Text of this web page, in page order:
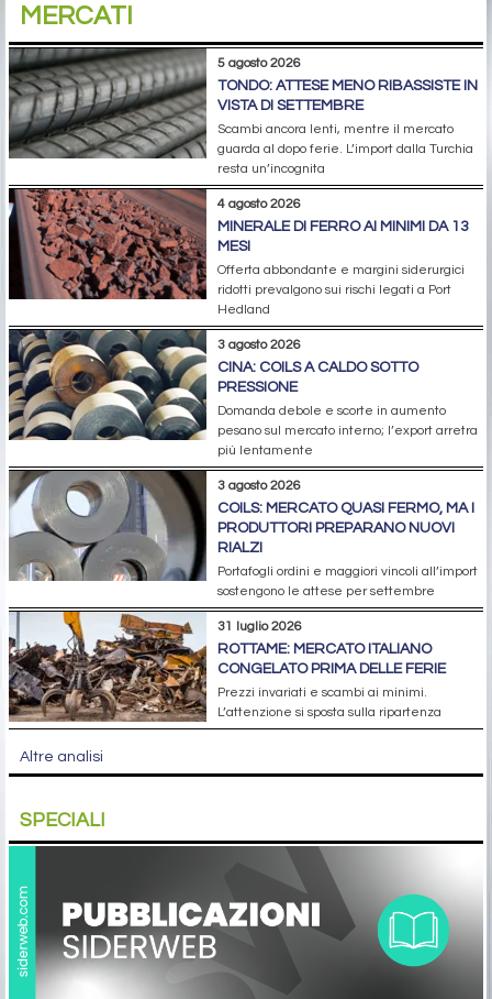
MERCATI
5 agosto 2026
TONDO: ATTESE MENO RIBASSISTE IN
VISTA DI SETTEMBRE
Scambi ancora lenti, mentre il mercato
guarda al dopo ferie. L’import dalla Turchia
resta un’incognita
4 agosto 2026
MINERALE DI FERRO AI MINIMI DA 13
MESI
Offerta abbondante e margini siderurgici
ridotti prevalgono sui rischi legati a Port
Hedland
3 agosto 2026
CINA: COILS A CALDO SOTTO
PRESSIONE
Domanda debole e scorte in aumento
pesano sul mercato interno; l’export arretra
più lentamente
3 agosto 2026
COILS: MERCATO QUASI FERMO, MA I
PRODUTTORI PREPARANO NUOVI
RIALZI
Portafogli ordini e maggiori vincoli all’import
sostengono le attese per settembre
31 luglio 2026
ROTTAME: MERCATO ITALIANO
CONGELATO PRIMA DELLE FERIE
Prezzi invariati e scambi ai minimi.
L’attenzione si sposta sulla ripartenza
Altre analisi
SPECIALI